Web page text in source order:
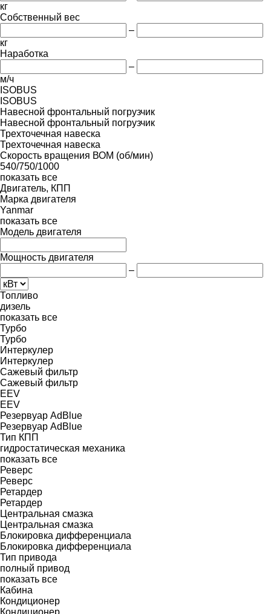
кг
Собственный вес
–
кг
Наработка
–
м/ч
ISOBUS
ISOBUS
Навесной фронтальный погрузчик
Навесной фронтальный погрузчик
Трехточечная навеска
Трехточечная навеска
Скорость вращения ВОМ (об/мин)
540/750/1000
показать все
Двигатель, КПП
Марка двигателя
Yanmar
показать все
Модель двигателя
Мощность двигателя
–
Топливо
дизель
показать все
Турбо
Турбо
Интеркулер
Интеркулер
Сажевый фильтр
Сажевый фильтр
EEV
EEV
Резервуар AdBlue
Резервуар AdBlue
Тип КПП
гидростатическая механика
показать все
Реверс
Реверс
Ретардер
Ретардер
Центральная смазка
Центральная смазка
Блокировка дифференциала
Блокировка дифференциала
Тип привода
полный привод
показать все
Кабина
Кондиционер
Кондиционер